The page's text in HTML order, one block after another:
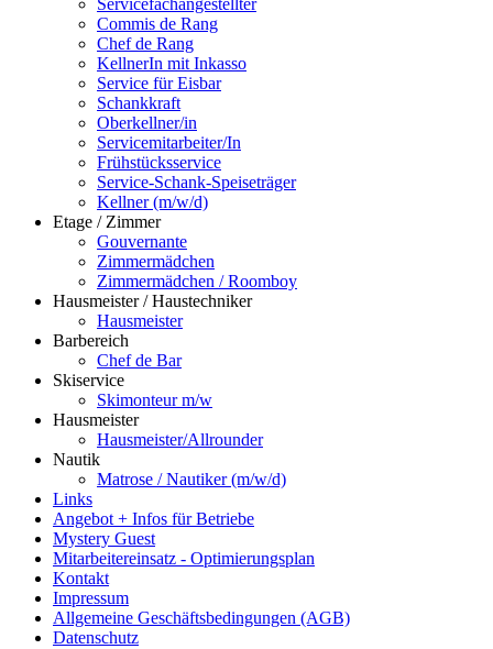
Servicefachangestellter
Commis de Rang
Chef de Rang
KellnerIn mit Inkasso
Service für Eisbar
Schankkraft
Oberkellner/in
Servicemitarbeiter/In
Frühstücksservice
Service-Schank-Speiseträger
Kellner (m/w/d)
Etage / Zimmer
Gouvernante
Zimmermädchen
Zimmermädchen / Roomboy
Hausmeister / Haustechniker
Hausmeister
Barbereich
Chef de Bar
Skiservice
Skimonteur m/w
Hausmeister
Hausmeister/Allrounder
Nautik
Matrose / Nautiker (m/w/d)
Links
Angebot + Infos für Betriebe
Mystery Guest
Mitarbeitereinsatz - Optimierungsplan
Kontakt
Impressum
Allgemeine Geschäftsbedingungen (AGB)
Datenschutz